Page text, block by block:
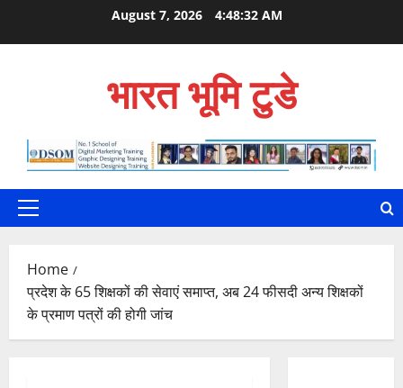
August 7, 2026 4:48:33 AM
भारत भूमि टुडे
Primary
Home
प्रदेश के 65 शिक्षकों की सेवाएं समाप्त, अब 24 फीसदी अन्य शिक्षकों
के प्रमाण पत्रों की होगी जांच